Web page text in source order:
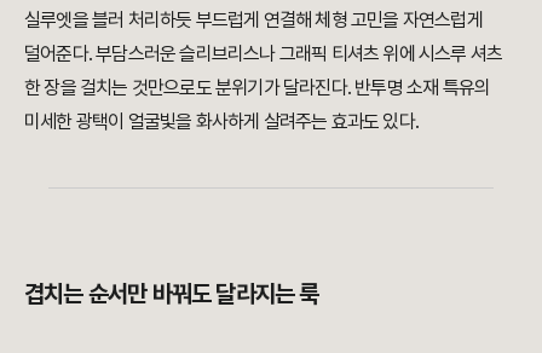
실루엣을 블러 처리하듯 부드럽게 연결해 체형 고민을 자연스럽게
덜어준다. 부담스러운 슬리브리스나 그래픽 티셔츠 위에 시스루 셔츠
한 장을 걸치는 것만으로도 분위기가 달라진다. 반투명 소재 특유의
미세한 광택이 얼굴빛을 화사하게 살려주는 효과도 있다.
겹치는 순서만 바꿔도 달라지는 룩